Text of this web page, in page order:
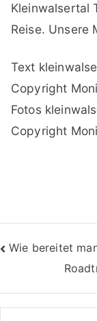
Kleinwalsertal
Reise. Unsere
Text
Copyright
Fotos
Copyright
Wie bereitet